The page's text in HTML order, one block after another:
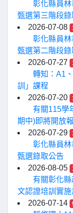
彰化縣員
甄選第三階段錄
2026-07-08
彰化縣員
甄選第二階段錄
2026-07-27
轉知：A1
訓」課程
2026-07-20
有關115學
期中)即將開放
2026-07-29
彰化縣員
甄選錄取公告
2026-08-05
有關彰化
文認證培訓實施
2026-07-14